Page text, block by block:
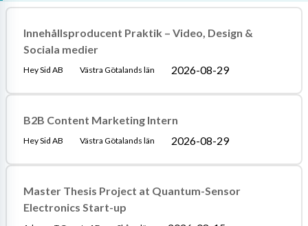
Innehållsproducent Praktik – Video, Design &
Sociala medier
Hey Sid AB Västra Götalands län 2026-08-29
B2B Content Marketing Intern
Hey Sid AB Västra Götalands län 2026-08-29
Master Thesis Project at Quantum-Sensor
Electronics Start-up